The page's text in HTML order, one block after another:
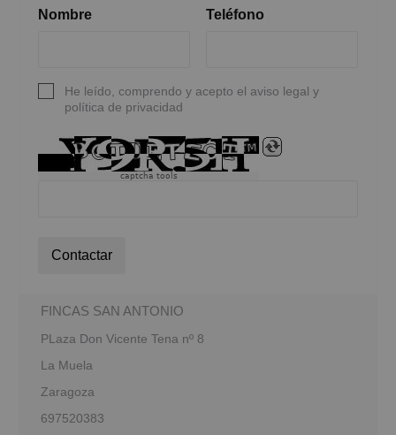
Nombre Teléfono
He leído, comprendo y acepto el aviso legal y
política de privacidad
captcha tools
Contactar
FINCAS SAN ANTONIO
PLaza Don Vicente Tena nº 8
La Muela
Zaragoza
697520383